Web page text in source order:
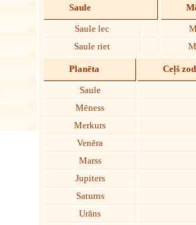
Saule
Saule lec
Saule riet
Planēta Ceļš
Saule
Mēness
Merkurs
Venēra
Marss
Jupiters
Saturns
Urāns